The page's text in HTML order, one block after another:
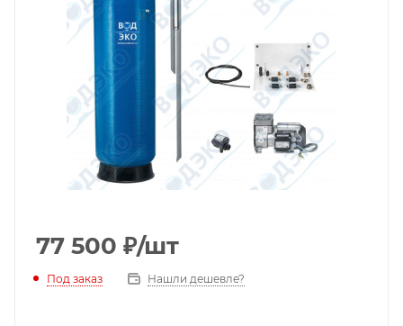
77 500 ₽/шт
Под заказ Нашли дешевле?